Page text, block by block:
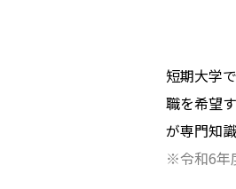
短期大学
職を希望
が専門知
※令和6年